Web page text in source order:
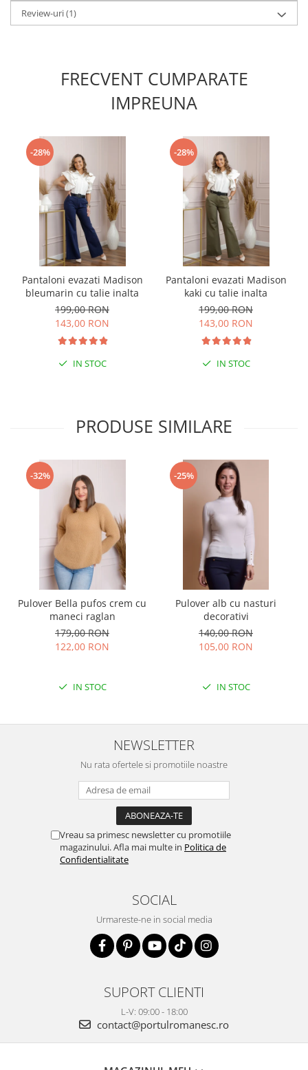
Review-uri(1)
FRECVENT CUMPARATE
IMPREUNA
-28%
Pantaloni evazati Madison
bleumarin cu talie inalta
199,00 RON
143,00 RON
IN STOC
-28%
Pantaloni evazati Madison
kaki cu talie inalta
199,00 RON
143,00 RON
IN STOC
PRODUSE SIMILARE
-32%
Pulover Bella pufos crem cu
maneci raglan
179,00 RON
122,00 RON
IN STOC
-25%
Pulover alb cu nasturi
decorativi
140,00 RON
105,00 RON
IN STOC
NEWSLETTER
Nu rata ofertele si promotiile noastre
Vreau sa primesc newsletter cu promotiile
magazinului. Afla mai multe in Politica de
Confidentialitate
SOCIAL
Urmareste-ne in social media
SUPORT CLIENTI
L-V: 09:00 - 18:00
contact@portulromanesc.ro